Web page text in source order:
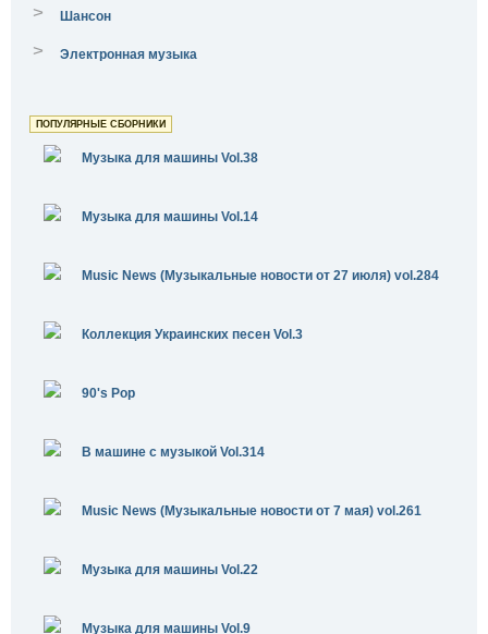
> Шансон
> Электронная музыка
ПОПУЛЯРНЫЕ СБОРНИКИ
Музыка для машины Vol.38
Музыка для машины Vol.14
Music News (Музыкальные новости от 27 июля) vol.284
Коллекция Украинских песен Vol.3
90's Pop
В машине с музыкой Vol.314
Music News (Музыкальные новости от 7 мая) vol.261
Музыка для машины Vol.22
Музыка для машины Vol.9